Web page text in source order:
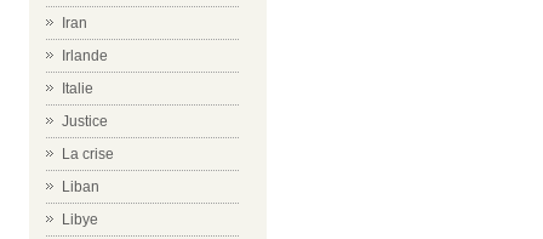
Iran
Irlande
Italie
Justice
La crise
Liban
Libye